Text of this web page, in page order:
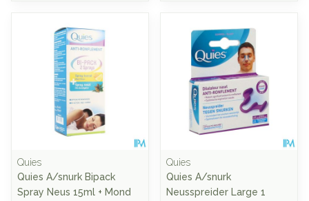
Quies
Quies A/snurk Bipack
Spray Neus 15ml + Mond
Quies
Quies A/snurk
Neusspreider Large 1